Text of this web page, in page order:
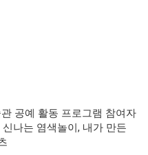
공예 활동 프로그램 참여자
나는 염색놀이, 내가 만든